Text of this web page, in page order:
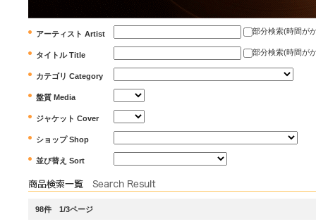
アーティスト Artist 部分検索(時間が
タイトル Title 部分検索(時間が
カテゴリ Category
盤質 Media
ジャケット Cover
ショップ Shop
並び替え Sort
98件 1/3ページ